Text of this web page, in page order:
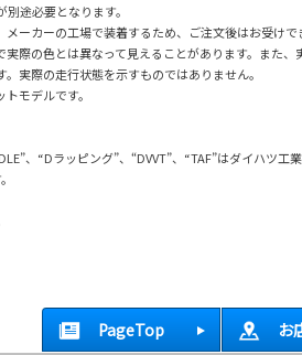
途必要となります。
ーカーの工場で装着するため、ご注文後はお受けで
際の色とは異なって見えることがあります。また
実際の走行状態を示すものではありません。
モデルです。
、“Dラッピング”、“DVVT”、“TAF”はダイハツ工
PageTop お